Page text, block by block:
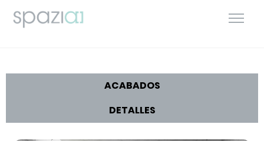
ACABADOS
DETALLES